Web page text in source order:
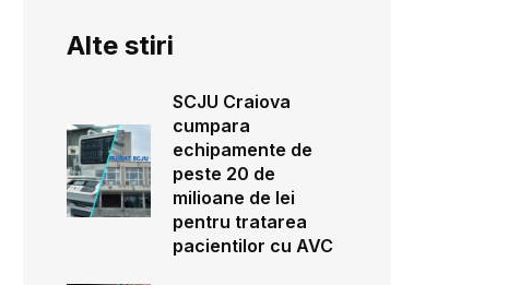
Alte stiri
SCJU Craiova
cumpara
echipamente de
peste 20 de
milioane de lei
pentru tratarea
pacientilor cu AVC